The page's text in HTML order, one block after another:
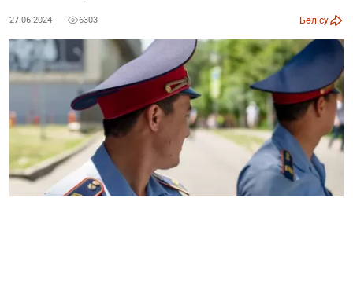
27.06.2024 6303 Бөлісу